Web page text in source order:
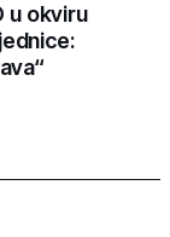
u okviru